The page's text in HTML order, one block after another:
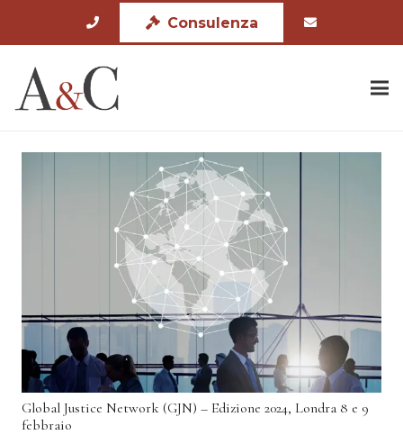
Consulenza
Global Justice Network (GJN) – Edizione 2024, Londra 8 e 9
febbraio